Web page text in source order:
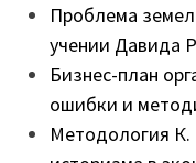
Проблема
учении Давида
Бизнес-план
ошибки и
Методология К.